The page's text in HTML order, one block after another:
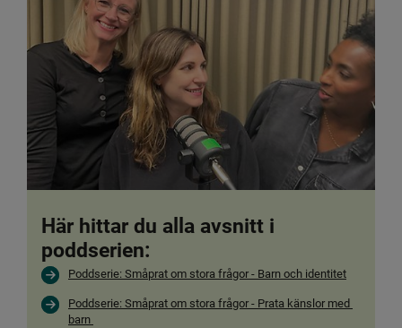
Här hittar du alla avsnitt i
poddserien:
Poddserie: Småprat om stora frågor - Barn och identitet
Poddserie: Småprat om stora frågor - Prata känslor med
barn